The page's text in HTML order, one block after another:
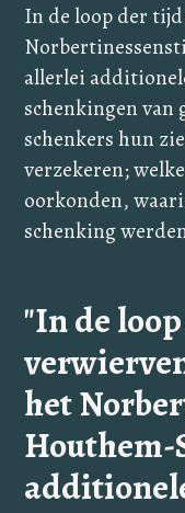
In de loop der
allerlei
schenkingen van
schenkers hun
verzekeren;
oorkonden,
schenking
"In de
het